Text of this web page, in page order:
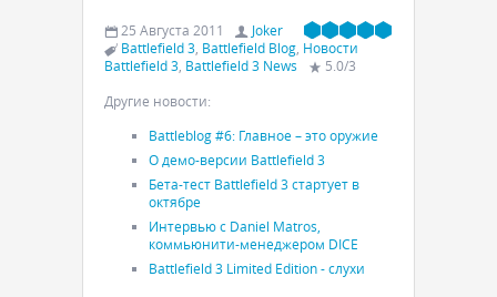
25 Августа 2011
Joker
Battlefield 3 Battlefield Blog Новости
Battlefield 3 Battlefield 3 News 5.0/3
Другие новости:
Battleblog #6: Главное – это оружие
О демо-версии Battlefield 3
Бета-тест Battlefield 3 стартует в
октябре
Интервью с Daniel Matros,
коммьюнити-менеджером DICE
Battlefield 3 Limited Edition - слухи